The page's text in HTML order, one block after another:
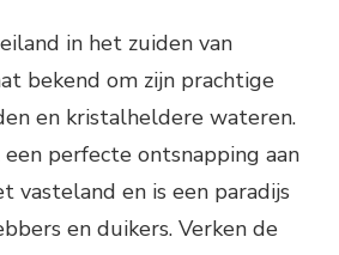
in het zuiden van
bekend om zijn prachtige
en kristalheldere wateren.
perfecte ontsnapping aan
vasteland en is een paradijs
en duikers. Verken de